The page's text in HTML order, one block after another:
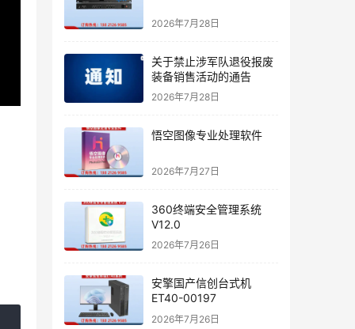
2026年7月28日
关于禁止涉军队退役报废
装备销售活动的通告
2026年7月28日
悟空图像专业处理软件
2026年7月27日
360终端安全管理系统
V12.0
2026年7月26日
安擎国产信创台式机
ET40-00197
2026年7月26日